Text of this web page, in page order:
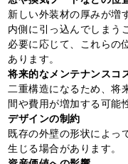
新しい外装材の厚みが増
内側に引っ込んでしまう
必要に応じて、これらの
あります。
将来的なメンテナンスコ
二重構造になるため、将
間や費用が増加する可能
デザインの制約
既存の外壁の形状によっ
生じる場合があります。